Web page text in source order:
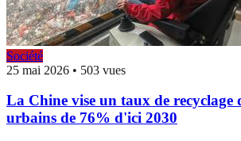
Société
25 mai 2026 • 503 vues
La Chine vise un taux de recyclage
urbains de 76% d'ici 2030